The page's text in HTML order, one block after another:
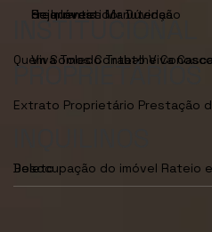
Seja Investidor
Dúvidas Frequentes
Manutenção de Imóveis
INSTITUCIONAL
Quem Somos Contato Viva
Viva Toledo Trabalhe
PROPRIETÁRIOS
Extrato Proprietário Prestação
Desocupação do imóvel Rateio
2ª Via de Boleto